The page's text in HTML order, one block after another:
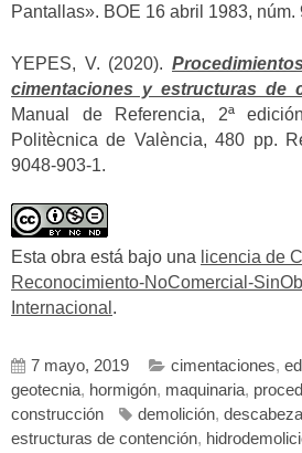
Pantallas». BOE 16 abril 1983, núm.
YEPES, V. (2020).
cimentaciones y estructuras de
Manual de Referencia, 2ª
Politècnica de València, 480 pp.
9048-903-1.
Esta obra está bajo una licencia de
Reconocimiento-NoComercial-
Internacional .
7 mayo, 2019 cimentaciones,
geotecnia, hormigón, maquinaria,
construcción
demolición,
estructuras de contención,